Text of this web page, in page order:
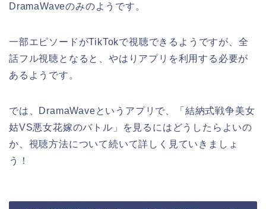
DramaWaveのみのようです。
一部エピソードがTikTokで視聴できるようですが、全
話フル視聴となると、やはりアプリを利用する必要が
あるようです。
では、DramaWaveというアプリで、「結納式戦争美女
姑VS悪女花嫁のバトル」を見るにはどうしたらよいの
か、視聴方法について続いて詳しく見ていきましょ
う！